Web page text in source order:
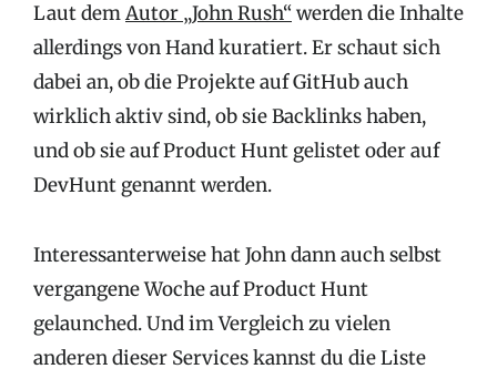
Laut demAutor „John Rush“werden die Inhalte
allerdings von Hand kuratiert. Er schaut sich
dabei an, ob die Projekte auf GitHub auch
wirklich aktiv sind, ob sie Backlinks haben,
und ob sie auf Product Hunt gelistet oder auf
DevHunt genannt werden.
Interessanterweise hat John dann auch selbst
vergangene Woche auf Product Hunt
gelaunched. Und im Vergleich zu vielen
anderen dieser Services kannst du die Liste